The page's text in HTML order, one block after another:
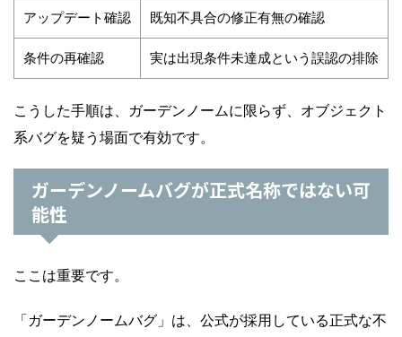
アップデート確認 既知不具合の修正有無の確認
条件の再確認 実は出現条件未達成という誤認の排除
こうした手順は、ガーデンノームに限らず、オブジェクト
系バグを疑う場面で有効です。
ガーデンノームバグが正式名称ではない可
能性
ここは重要です。
「ガーデンノームバグ」は、公式が採用している正式な不